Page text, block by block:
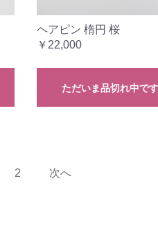
ヘアピン 楕円 桜
￥22,000
ただいま品切れ中です
2 次へ